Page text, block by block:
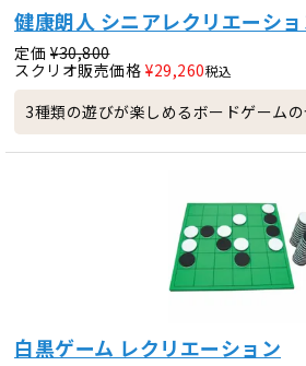
健康朗人 シニアレクリエーシ
定価 ¥30,800
スクリオ販売価格 ¥29,260税込
3種類の遊びが楽しめるボードゲームの
白黒ゲーム レクリエーション